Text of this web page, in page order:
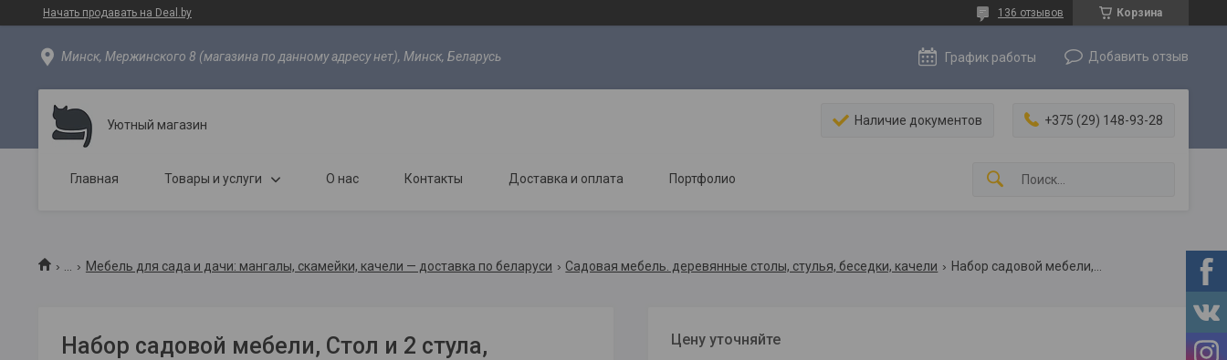
Начать продавать на Deal.by Корзина
136 отзывов
Минск, Мержинского 8 (магазина по данному адресу нет), Минск, Беларусь График работы Добавить отзыв
Уютный магазин Наличие документов +375 (29) 148-93-28
Главная Товары и услуги О нас Контакты Доставка и оплата Портфолио
Мебель для сада и дачи: мангалы, скамейки, качели — доставка по беларуси Садовая мебель. деревянные столы, стулья, беседки, качели
Набор садовой мебели, Стол и 2 стула,
Цену уточняйте